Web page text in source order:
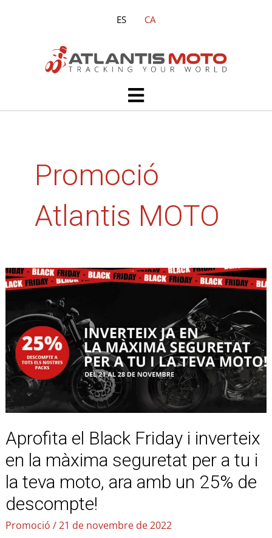
ES CA
Main
Menu
Promoció
Atlantis MOTO
Aprofita el Black Friday i inverteix
en la màxima seguretat per a tu i
la teva moto, ara amb un 25% de
descompte!
Promoció /21 de novembre de 2022
el
Black
i
inverteix
en
la
màxima
seguretat
a
i
la
teva
ara